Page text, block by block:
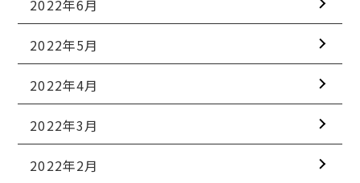
2022年6月
2022年5月
2022年4月
2022年3月
2022年2月